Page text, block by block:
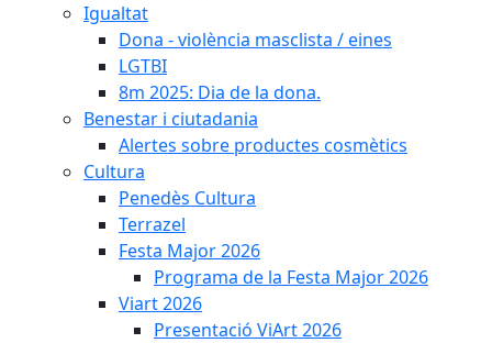
Igualtat
Dona - violència masclista / eines
LGTBI
8m 2025: Dia de la dona.
Benestar i ciutadania
Alertes sobre productes cosmètics
Cultura
Penedès Cultura
Terrazel
Festa Major 2026
Programa de la Festa Major 2026
Viart 2026
Presentació ViArt 2026